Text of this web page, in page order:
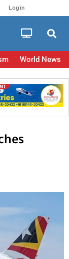
Login
World News